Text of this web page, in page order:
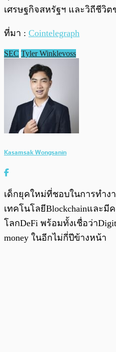
เศรษฐกิจสหรัฐฯ และวิถีชีวิต
ที่มา : Cointelegraph
SEC Tyler Winklevoss
Kasamsak Wongsanin
เด็กยุคใหม่ที่ชอบในการทำง
เทคโนโลยีBlockchainและ
โลกDeFi พร้อมทั้งเชื่อว่า
money ในอีกไม่กี่ปีข้างหน้า